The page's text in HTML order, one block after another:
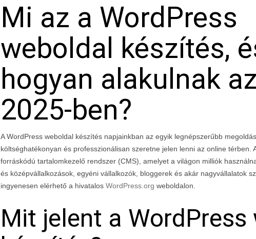
Mi az a WordPress
weboldal készítés,
hogyan alakulnak
2025-ben?
A WordPress weboldal készítés napjainkban az egyik legnépszerűbb
költséghatékonyan és professzionálisan szeretne jelen lenni az online térben.
forráskódú tartalomkezelő rendszer (CMS), amelyet a világon milliók
és középvállalkozások, egyéni vállalkozók, bloggerek és akár nagyvállalatok
ingyenesen elérhető a hivatalos WordPress.org weboldalon.
Mit jelent a WordPress